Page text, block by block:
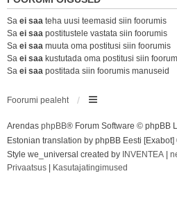
Sa ei saa teha uusi teemasid siin foorumis
Sa ei saa postitustele vastata siin foorumis
Sa ei saa muuta oma postitusi siin foorumis
Sa ei saa kustutada oma postitusi siin
Sa ei saa postitada siin foorumis manuseid
Foorumi pealeht
Arendas phpBB® Forum Software © phpBB
Estonian translation by phpBB Eesti
Style we_universal created by INVENTEA
Privaatsus
Kasutajatingimused